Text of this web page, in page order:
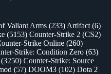
Valiant Arms (233) Artifact (6)
(5153) Counter-Strike 2 (CS2)
Strike Online (260)
Strike: Condition Zero (63)
(3250) Counter-Strike: Source
(57) DOOM3 (102) Dota 2